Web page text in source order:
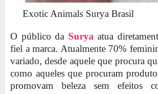
Exotic Animals Surya Brasil
O público da Suryaatua
fiel a marca. Atualmente 70%
variado, desde aquele que procura
como aqueles que procuram
promovam beleza sem efeitos